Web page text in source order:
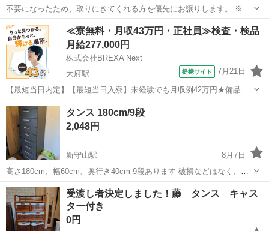
不要になったため、取りにきてくれる方を優先にお譲りします。 ※素
人組み立てのため、気になる方はご遠慮ください ※傷や塗装の剥がれ
等も若干あります
愛知 名古屋市 六番町駅 収納家具
≪寮無料・月収43万円・正社員≫検査・検品
月給277,000円
株式会社BREXA Next
大府駅
提携サイト 7月21日
【最短当日内定】【最短当日入寮】未経験でも月収例42万円★備品付
き寮完備＆赴任旅費会社負担◎昇給・業績賞与あり！組立や塗装など
自動車製造の各種作業！《愛知県大府市》 人気の工場のお仕事 ◇自動
愛知 大府市 その他
タンス 180cm/9段
2,048円
新守山駅
8月7日
高さ180cm、幅60cm、奥行き40cm 9段あります 破損などはなく、綺
麗な状態だと思います。
愛知 名古屋市 新守山駅 収納家具
受渡し者決定しました！藤 タンス キャス
ター付き
0円